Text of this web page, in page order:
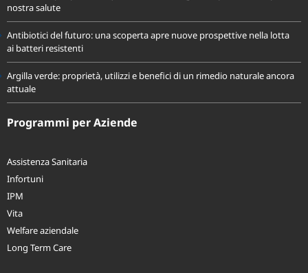
nostra salute
Antibiotici del futuro: una scoperta apre nuove prospettive nella lotta
ai batteri resistenti
Argilla verde: proprietà, utilizzi e benefici di un rimedio naturale ancora
attuale
Programmi per Aziende
Assistenza Sanitaria
Infortuni
IPM
Vita
Welfare aziendale
Long Term Care